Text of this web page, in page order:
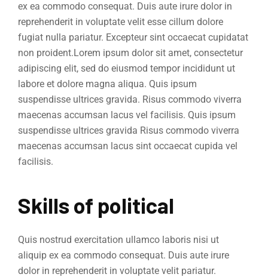
ex ea commodo consequat. Duis aute irure dolor in
reprehenderit in voluptate velit esse cillum dolore
fugiat nulla pariatur. Excepteur sint occaecat cupidatat
non proident.Lorem ipsum dolor sit amet, consectetur
adipiscing elit, sed do eiusmod tempor incididunt ut
labore et dolore magna aliqua. Quis ipsum
suspendisse ultrices gravida. Risus commodo viverra
maecenas accumsan lacus vel facilisis. Quis ipsum
suspendisse ultrices gravida Risus commodo viverra
maecenas accumsan lacus sint occaecat cupida vel
facilisis.
Skills of political
Quis nostrud exercitation ullamco laboris nisi ut
aliquip ex ea commodo consequat. Duis aute irure
dolor in reprehenderit in voluptate velit pariatur.